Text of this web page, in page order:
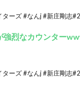
ーズ #なんj #新庄剛志
強烈なカウンター
ーズ #なんj #新庄剛志